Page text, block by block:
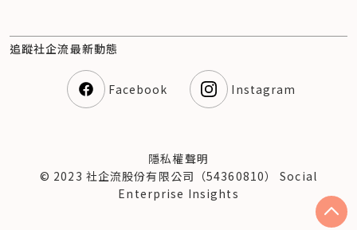
追蹤社企流最新動態
Facebook Instagram
隱私權聲明
© 2023 社企流股份有限公司（54360810） Social
Enterprise Insights